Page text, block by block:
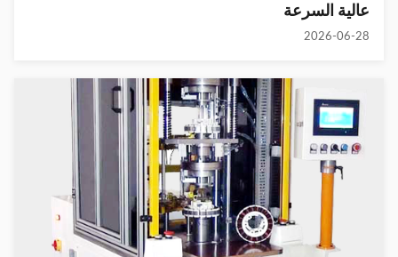
عالية السرعة
2026-06-28